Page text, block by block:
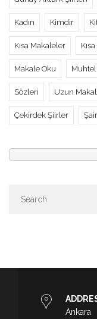
Kadın Kimdir
Kısa Makaleler
Makale Oku
Sözleri Uzun
Çekirdek Şiirler Şair
Ankara